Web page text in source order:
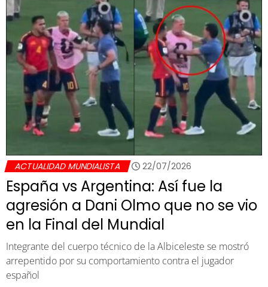
ACTUALIDAD MUNDIALISTA 22/07/2026
España vs Argentina: Así fue la
agresión a Dani Olmo que no se vio
en la Final del Mundial
Integrante del cuerpo técnico de la Albiceleste se mostró
arrepentido por su comportamiento contra el jugador
español